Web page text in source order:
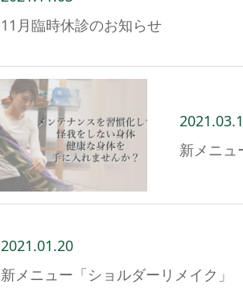
11月臨時休診のお知らせ
新メニュ
2021.01.20
新メニュー「ショルダーリメイク」